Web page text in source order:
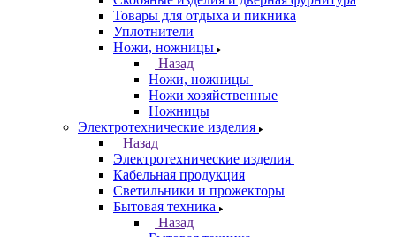
Товары для отдыха и пикника
Уплотнители
Ножи, ножницы
Назад
Ножи, ножницы
Ножи хозяйственные
Ножницы
Электротехнические изделия
Назад
Электротехнические изделия
Кабельная продукция
Светильники и прожекторы
Бытовая техника
Назад